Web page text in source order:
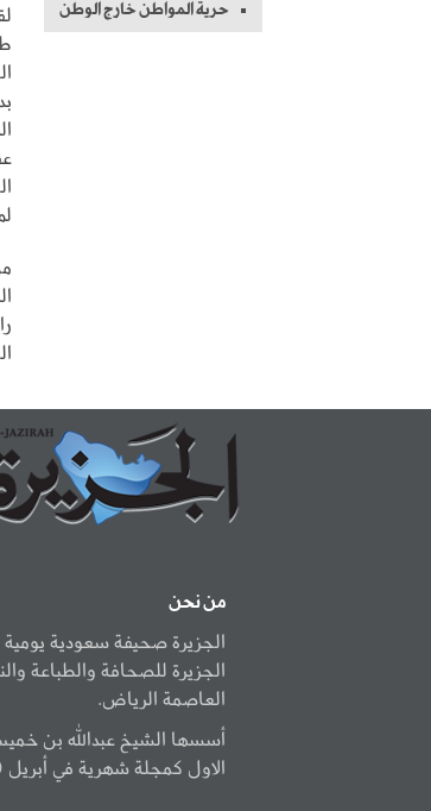
حرية المواطن خارج الوطن
من نحن
الجزيرة صحيفة سعودية
الجزيرة للصحافة والطباعة
العاصمة الرياض.
أسسها الشيخ عبدالله بن
الاول كمجلة شهرية في أبريل 1960م.